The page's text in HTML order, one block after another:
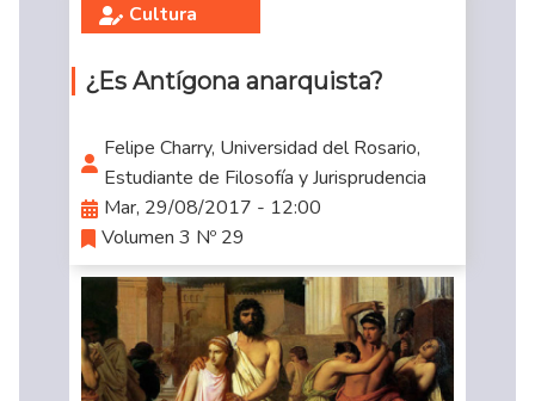
Cultura
¿Es Antígona anarquista?
Felipe Charry, Universidad del Rosario,
Estudiante de Filosofía y Jurisprudencia
Mar, 29/08/2017 - 12:00
Volumen 3 Nº 29